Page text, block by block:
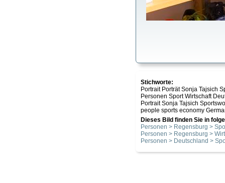
Stichworte:
Portrait Porträt Sonja Tajsich
Personen Sport Wirtschaft
Portrait Sonja Tajsich
people sports economy
Dieses Bild finden Sie in
Personen > Regensburg >
Personen > Regensburg >
Personen > Deutschland >